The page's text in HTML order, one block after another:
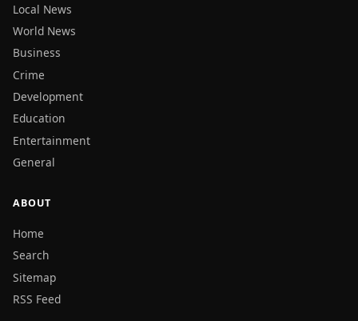
Local News
World News
Business
Crime
Development
Education
Entertainment
General
ABOUT
Home
Search
Sitemap
RSS Feed